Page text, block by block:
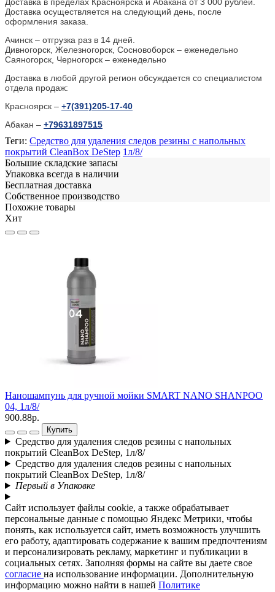
Доставка осуществляется на следующий день, после
оформления заказа.
Ачинск – отгрузка раз в 14 дней.
Дивногорск, Железногорск, Сосновоборск – еженедельно
Саяногорск, Черногорск – еженедельно
Доставка в любой другой регион обсуждается со специалистом
отдела продаж:
Красноярск – +7(391)205-17-40
Абакан – +79631897515
Теги: Средство для удаления следов резины с напольных
покрытий CleanBox DeStep 1л/8/
Большие складские запасы
Упаковка всегда в наличии
Бесплатная доставка
Собственное производство
Похожие товары
Хит
Наношампунь для ручной мойки SMART NANO SHANPOO
04, 1л/8/
900.88р.
Купить
Средство для удаления следов резины с напольных
покрытий CleanBox DeStep, 1л/8/
Средство для удаления следов резины с напольных
покрытий CleanBox DeStep, 1л/8/
Первый в Упаковке
Сайт использует файлы cookie, а также обрабатывает
персональные данные с помощью Яндекс Метрики, чтобы
понять, как используется сайт, иметь возможность улучшить
его работу, адаптировать содержание к вашим предпочтениям
и персонализировать рекламу, маркетинг и публикации в
социальных сетях. Заполняя формы на сайте вы даете свое
согласие на использование информации. Дополнительную
информацию можно найти в нашей Политике